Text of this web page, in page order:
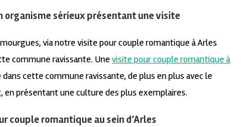
organisme sérieux présentant une visite
via notre visite pour couple romantique à Arles
commune ravissante. Une visite pour couple romantique à
cette commune ravissante, de plus en plus avec le
en présentant une culture des plus exemplaires.
couple romantique au sein d’Arles